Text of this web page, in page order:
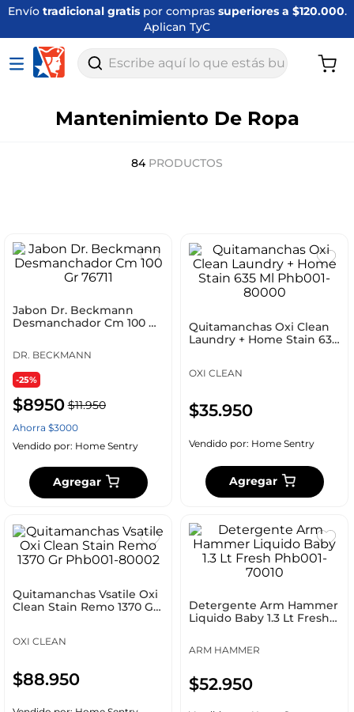
Envío tradicional gratispor compras superiores a $120.000.
Aplican TyC
Escribe aquí lo que estás buscando
Mantenimiento De Ropa
84 PRODUCTOS
Jabon Dr. Beckmann
Desmanchador Cm 100 Gr
DR. BECKMANN
-25%
$8950 $11.950
Ahorra $3000
Vendido por: Home Sentry
Agregar
Quitamanchas Oxi Clean
Laundry + Home Stain 635
OXI CLEAN
$35.950
Vendido por: Home Sentry
Agregar
Quitamanchas Vsatile Oxi
Clean Stain Remo 1370 Gr
OXI CLEAN
$88.950
Detergente Arm Hammer
Liquido Baby 1.3 Lt Fresh
ARM HAMMER
$52.950